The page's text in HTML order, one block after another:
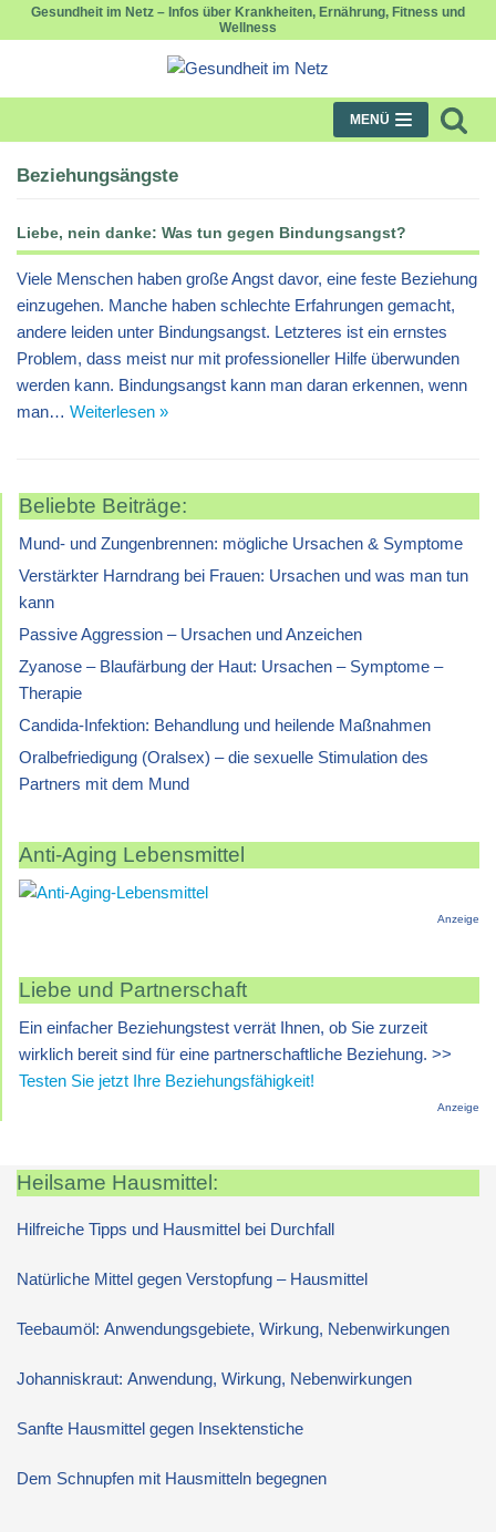
Gesundheit im Netz – Infos über Krankheiten, Ernährung, Fitness und
Wellness
MENÜ
Beziehungsängste
Liebe, nein danke: Was tun gegen Bindungsangst?
Viele Menschen haben große Angst davor, eine feste Beziehung
einzugehen. Manche haben schlechte Erfahrungen gemacht,
andere leiden unter Bindungsangst. Letzteres ist ein ernstes
Problem, dass meist nur mit professioneller Hilfe überwunden
werden kann. Bindungsangst kann man daran erkennen, wenn
man… Weiterlesen »
Beliebte Beiträge:
Mund- und Zungenbrennen: mögliche Ursachen & Symptome
Verstärkter Harndrang bei Frauen: Ursachen und was man tun
kann
Passive Aggression – Ursachen und Anzeichen
Zyanose – Blaufärbung der Haut: Ursachen – Symptome –
Therapie
Candida-Infektion: Behandlung und heilende Maßnahmen
Oralbefriedigung (Oralsex) – die sexuelle Stimulation des
Partners mit dem Mund
Anti-Aging Lebensmittel
Anzeige
Liebe und Partnerschaft
Ein einfacher Beziehungstest verrät Ihnen, ob Sie zurzeit
wirklich bereit sind für eine partnerschaftliche Beziehung. >>
Testen Sie jetzt Ihre Beziehungsfähigkeit!
Anzeige
Heilsame Hausmittel:
Hilfreiche Tipps und Hausmittel bei Durchfall
Natürliche Mittel gegen Verstopfung – Hausmittel
Teebaumöl: Anwendungsgebiete, Wirkung, Nebenwirkungen
Johanniskraut: Anwendung, Wirkung, Nebenwirkungen
Sanfte Hausmittel gegen Insektenstiche
Dem Schnupfen mit Hausmitteln begegnen